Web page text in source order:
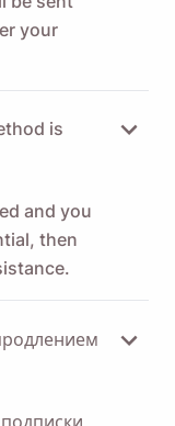
your
is
and you
then